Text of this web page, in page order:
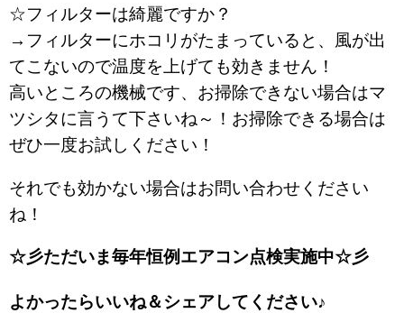
☆フィルターは綺麗ですか？
→フィルターにホコリがたまっていると、風が出
てこないので温度を上げても効きません！
高いところの機械です、お掃除できない場合はマ
ツシタに言うて下さいね～！お掃除できる場合は
ぜひ一度お試しください！
それでも効かない場合はお問い合わせください
ね！
☆彡ただいま毎年恒例エアコン点検実施中☆彡
よかったらいいね＆シェアしてください♪